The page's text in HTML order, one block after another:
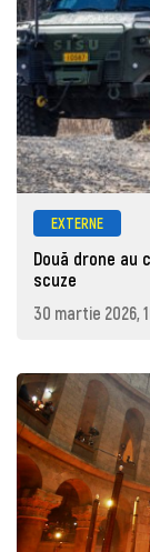
EXTERNE
Două drone au
scuze
30 martie 2026,